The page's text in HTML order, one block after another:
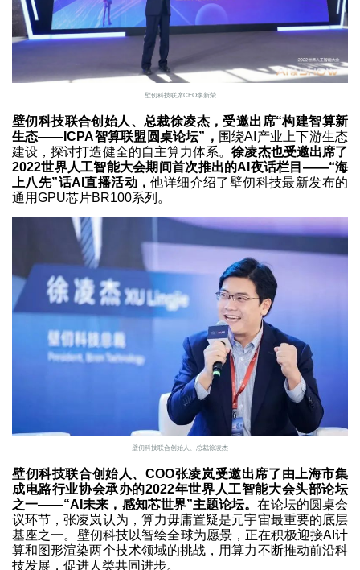
壁仞科技联席CEO李新荣
壁仞科技联合创始人、总裁徐凌杰，受邀出席“构建智算新
生态——ICPA智算联盟圆桌论坛”， 围绕AI产业上下游生态
建设，探讨打造健全的自主算力体系。徐凌杰也受邀出席了
2022世界人工智能大会期间首次推出的AI夜话栏目——“海
上八先”话AI直播活动，他详细介绍了壁仞科技最新发布的
通用GPU芯片BR100系列。
壁仞科技联合创始人、总裁徐凌杰
壁仞科技联合创始人、COO张凌岚受邀出席了由上海市集
成电路行业协会承办的2022年世界人工智能大会头部论坛
之一——“AI未来，感知芯世界”主题论坛。在论坛的圆桌会
议环节，张凌岚认为，算力毋庸置疑是元宇宙最重要的底层
基座之一。壁仞科技以智绘全球为愿景，正在积极迎接AI计
算和图形渲染两个技术领域的挑战，用算力不断推动前沿科
技发展，促进人类共同进步。